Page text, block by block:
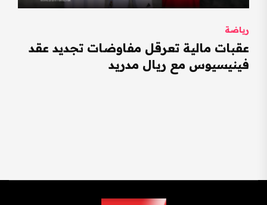
رياضة
عقبات مالية تعرقل مفاوضات تجديد عقد
فينيسيوس مع ريال مدريد